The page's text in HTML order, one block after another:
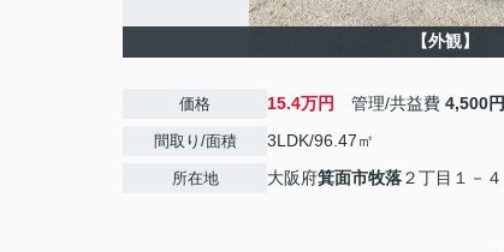
【外観】
価格 15.4万円 管理/共益費 4,500円
間取り/面積 3LDK/96.47㎡
所在地 大阪府箕面市牧落２丁目１－４